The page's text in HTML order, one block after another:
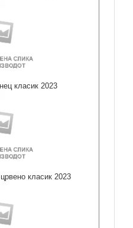
класик 2023
класик 2023